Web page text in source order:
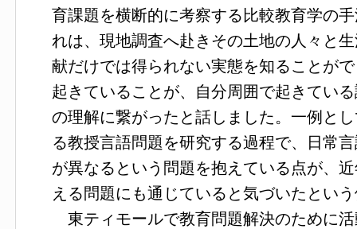
育課題を横断的に考察する比較教育学の
れは、現地調査へ赴きその土地の人々と
献だけでは得られない実態を知ることが
起きていることが、自分周囲で起きてい
の理解に繋がったと話しました。一例と
る教授言語問題を研究する過程で、日常
が異なるという問題を抱えている点が、
える問題にも通じていると気づいたとい
東ティモールで教育問題解決のために